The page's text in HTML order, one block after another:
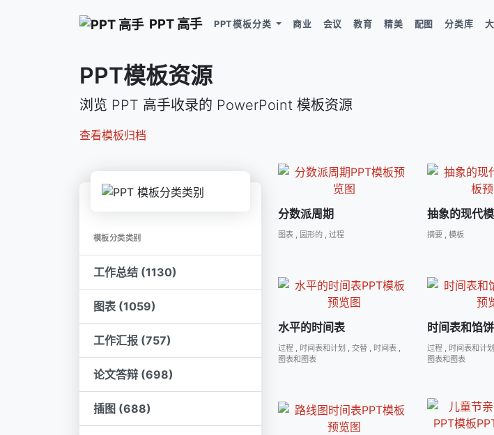
PPT 高手 PPT模板分类 商业 会议 教育 精美 配图 分类库
PPT模板资源
浏览 PPT 高手收录的 PowerPoint 模板资源
查看模板归档
模板分类类别
工作总结 (1130)
图表 (1059)
工作汇报 (757)
论文答辩 (698)
插图 (688)
分数派周期
图表 , 圆形的 , 过程
抽象的现代
摘要, 模板
水平的时间表
过程 , 时间表和计划 , 交替 , 时间表 ,
图表和图表
时间表和馅饼
过程, 时间表和计划
图表和图表